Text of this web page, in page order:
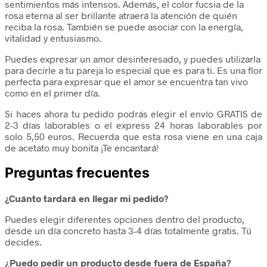
sentimientos más intensos. Además, el color fucsia de la
rosa eterna al ser brillante atraerá la atención de quién
reciba la rosa. También se puede asociar con la energía,
vitalidad y entusiasmo.
Puedes expresar un amor desinteresado, y puedes utilizarla
para decirle a tu pareja lo especial que es para ti. Es una flor
perfecta para expresar que el amor se encuentra tan vivo
como en el primer día.
Si haces ahora tu pedido podrás elegir el envío GRATIS de
2-3 días laborables o el express 24 horas laborables por
solo 5,50 euros. Recuerda que esta rosa viene en una caja
de acetato muy bonita ¡Te encantará!
Preguntas frecuentes
¿Cuánto tardará en llegar mi pedido?
Puedes elegir diferentes opciones dentro del producto,
desde un día concreto hasta 3-4 días totalmente gratis. Tú
decides.
¿Puedo pedir un producto desde fuera de España?